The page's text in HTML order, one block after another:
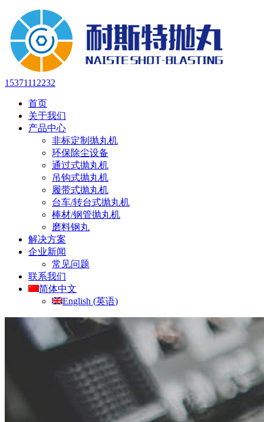
15371112232
首页
关于我们
产品中心
非标定制抛丸机
环保除尘设备
通过式抛丸机
吊钩式抛丸机
履带式抛丸机
台车/转台式抛丸机
棒材/钢管抛丸机
磨料钢丸
解决方案
企业新闻
常见问题
联系我们
简体中文
English (英语)